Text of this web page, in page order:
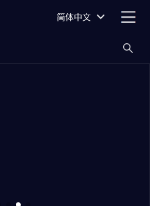
简体中文